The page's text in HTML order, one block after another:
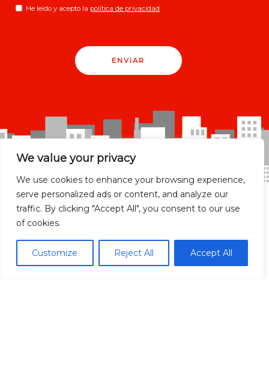
We value your privacy
We use cookies to enhance your browsing experience,
serve personalized ads or content, and analyze our
traffic. By clicking "Accept All", you consent to our use
of cookies.
Customize Reject All Accept All
He leido y acepto la política de privacidad
ENVIAR
Madrid localidades